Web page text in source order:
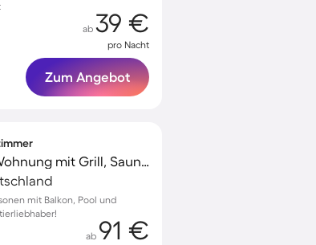
ab 39 €
pro Nacht
Zum Angebot
Familienorientierte schöne Wohnung mit Grill, Sauna und beheiztem Pool | Nah am Strand | Perfekt für die Arbeit von Zuhause | Hunde erlaubt
mit Balkon, Pool und
ab 91 €